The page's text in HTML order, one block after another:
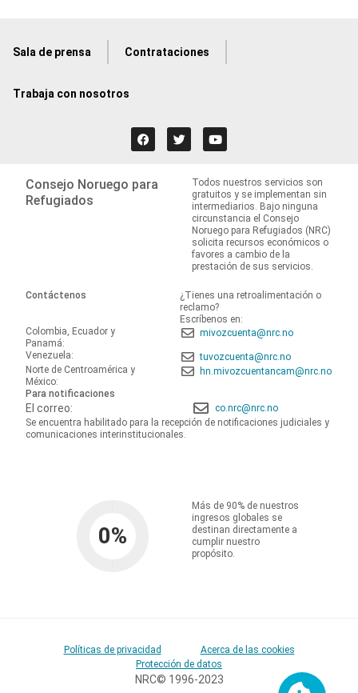
Sala de prensa Contrataciones
Trabaja con nosotros
Consejo Noruego para
Refugiados
Todos nuestros servicios son
gratuitos y se implementan sin
intermediarios. Bajo ninguna
circunstancia el Consejo
Noruego para Refugiados (NRC)
solicita recursos económicos o
favores a cambio de la
prestación de sus servicios.
Contáctenos
¿Tienes una retroalimentación o
reclamo?
Escríbenos en:
Colombia, Ecuador y
Panamá:
mivozcuenta@nrc.no
Venezuela:
tuvozcuenta@nrc.no
Norte de Centroamérica y
México:
hn.mivozcuentancam@nrc.no
Para notificaciones
El correo:
co.nrc@nrc.no
Se encuentra habilitado para la recepción de notificaciones judiciales y
comunicaciones interinstitucionales.
0%
Más de 90% de nuestros
ingresos globales se
destinan directamente a
cumplir nuestro
propósito.
Políticas de privacidad
Acerca de las cookies
Protección de datos
NRC© 1996-2023